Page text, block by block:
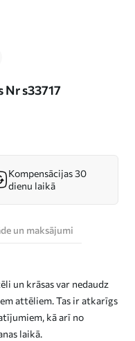
Nr s33717
Kompensācijas 30
dienu laikā
un maksājumi
un krāsas var nedaudz
attēliem. Tas ir atkarīgs
kā arī no
laikā.